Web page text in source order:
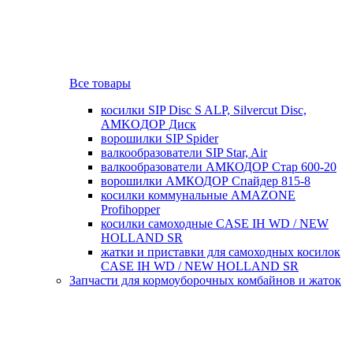
Все товары
косилки SIP Disc S ALP, Silvercut Disc,
AMKOДОР Диск
ворошилки SIP Spider
валкообразователи SIP Star, Air
валкообразователи АМКОДОР Стар 600-20
ворошилки АМКОДОР Спайдер 815-8
косилки коммунальные AMAZONE
Profihopper
косилки самоходные CASE IH WD / NEW
HOLLAND SR
жатки и приставки для самоходных косилок
CASE IH WD / NEW HOLLAND SR
Запчасти для кормоуборочных комбайнов и жаток